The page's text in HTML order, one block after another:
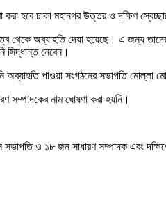
করা হবে ঢাকা মহানগর উত্তর ও দক্ষিণ
থেকে অব্যাহতি দেয়া হয়েছে। এ জন্য
সিদ্ধান্ত নেবেন।
অব্যাহতি পাওয়া সংগঠনের সভাপতি
সম্পাদকের নাম ঘোষণা করা হয়নি।
ও ১৮ জন সাধারণ সম্পাদক এবং